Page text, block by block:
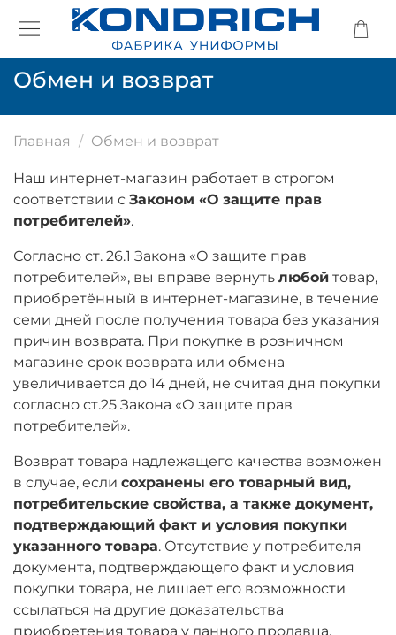
Обмен и возврат
Главная Обмен и возврат
Наш интернет-магазин работает в строгом
соответствии с Законом «О защите прав
потребителей».
Согласно ст. 26.1 Закона «О защите прав
потребителей», вы вправе вернуть любой товар,
приобретённый в интернет-магазине, в течение
семи дней после получения товара без указания
причин возврата. При покупке в розничном
магазине срок возврата или обмена
увеличивается до 14 дней, не считая дня покупки
согласно ст.25 Закона «О защите прав
потребителей».
Возврат товара надлежащего качества возможен
в случае, если сохранены его товарный вид,
потребительские свойства, а также документ,
подтверждающий факт и условия покупки
указанного товара. Отсутствие у потребителя
документа, подтверждающего факт и условия
покупки товара, не лишает его возможности
ссылаться на другие доказательства
приобретения товара у данного продавца.